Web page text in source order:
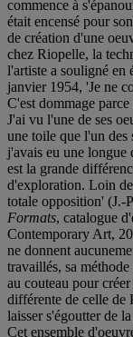
commence à
était encensé pour son
de création d'une
chez Riopelle, la
l'artiste a souligné en
janvier 1954, 'Je ne
C'est dommage
J'ai vu l'une de ses
une toile que l'un des
j'avais eu une
est la grande
d'exploration. Loin de
totale opposition' (J.-
Formats, catalogue
Contemporary Art,
ne donnent
travaillés, sa
au couteau pour
différente de celle de
laisser s'égoutter de
Cet ensemble